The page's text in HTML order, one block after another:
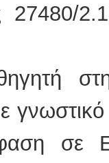
27480/
σε